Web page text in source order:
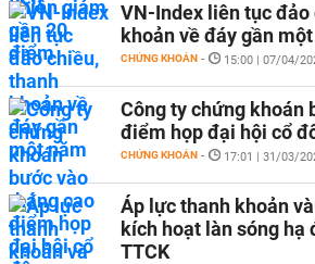
VN-Index liên tục đảo
khoản về đáy gần
CHỨNG KHOÁN - 15:00 | 07/04/
Công ty chứng khoán
điểm họp đại hội cổ
CHỨNG KHOÁN - 17:01 | 31/03/
Áp lực thanh khoản
kích hoạt làn sóng hạ
TTCK